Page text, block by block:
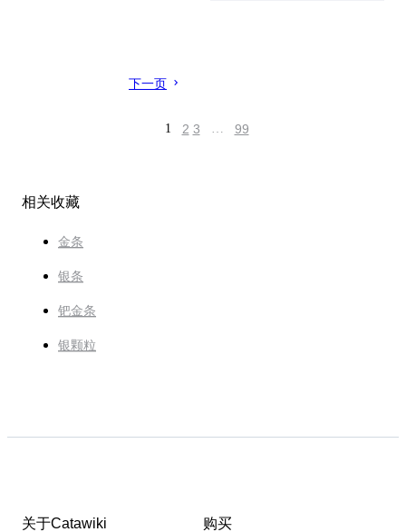
下一页
1 2 3 … 99
相关收藏
金条
银条
钯金条
银颗粒
关于Catawiki 购买